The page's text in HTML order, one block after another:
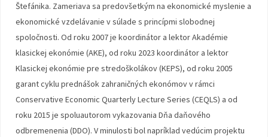
Štefánika. Zameriava sa predovšetkým na ekonomické myslenie a
ekonomické vzdelávanie v súlade s princípmi slobodnej
spoločnosti. Od roku 2007 je koordinátor a lektor Akadémie
klasickej ekonómie (AKE), od roku 2023 koordinátor a lektor
Klasickej ekonómie pre stredoškolákov (KEPS), od roku 2005
garant cyklu prednášok zahraničných ekonómov v rámci
Conservative Economic Quarterly Lecture Series (CEQLS) a od
roku 2015 je spoluautorom vykazovania Dňa daňového
odbremenenia (DDO). V minulosti bol napríklad vedúcim projektu